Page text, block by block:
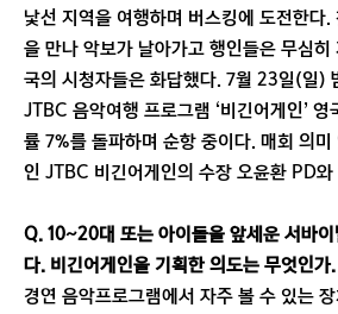
낯선 지역을 여행하며 버스킹에 도전한다
을 만나 악보가 날아가고 행인들은 무심
국의 시청자들은 화답했다. 7월 23일(일)
JTBC 음악여행 프로그램 ‘비긴어게인’
률 7%를 돌파하며 순항 중이다. 매회 의
인 JTBC 비긴어게인의 수장 오윤환 PD와
Q. 10~20대 또는 아이돌을 앞세운 서바
다. 비긴어게인을 기획한 의도는 무엇인가.
경연 음악프로그램에서 자주 볼 수 있는